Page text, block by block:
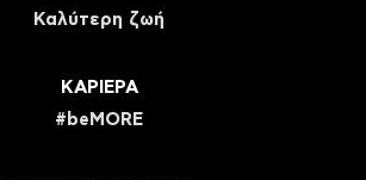
Καλύτερη ζωή
ΚΑΡΙΕΡΑ
#beMORE